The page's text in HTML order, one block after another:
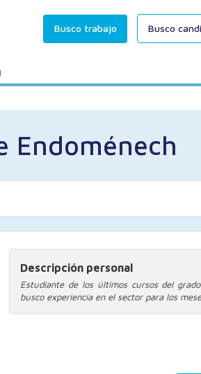
Busco trabajo Busco
Endoménech
Descripción personal
Estudiante de los últimos cursos del grado
busco experiencia en el sector para los